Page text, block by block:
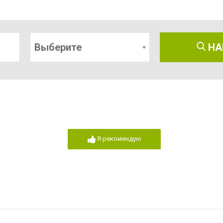
Выберите
Я рекомендую